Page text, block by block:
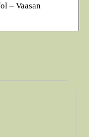
– Vaasan